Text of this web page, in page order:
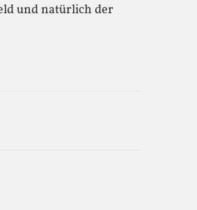
und natürlich der